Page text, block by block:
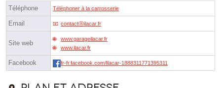
Téléphone Téléphoner à la carrosserie
Email contactⓐilacar.fr
Site web
www.garageilacar.fr
www.ilacar.fr
Facebook fr-fr.facebook.com/Ilacar-1888311771395311